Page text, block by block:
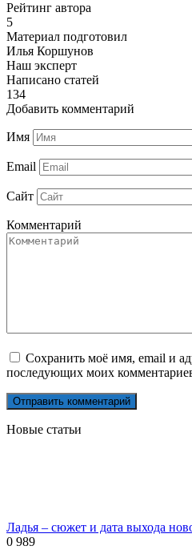
Рейтинг автора
5
Материал подготовил
Илья Коршунов
Наш эксперт
Написано статей
134
Добавить комментарий
Имя
Email
Сайт
Комментарий
Сохранить моё имя, email и
последующих моих
Новые статьи
Ладья – сюжет и дата выхода
0 989